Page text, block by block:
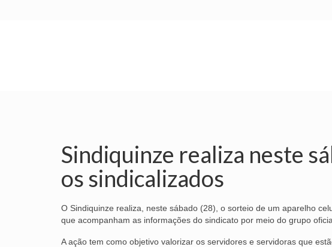
Sindiquinze realiza neste
os sindicalizados
O Sindiquinze realiza, neste sábado (28), o sorteio de um aparelho
que acompanham as informações do sindicato por meio do grupo
A ação tem como objetivo valorizar os servidores e servidoras que